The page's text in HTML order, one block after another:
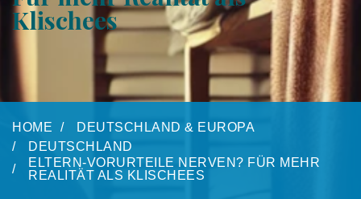
Klischees
HOME
DEUTSCHLAND & EUROPA
DEUTSCHLAND
ELTERN-VORURTEILE NERVEN? FÜR MEHR
REALITÄT ALS KLISCHEES